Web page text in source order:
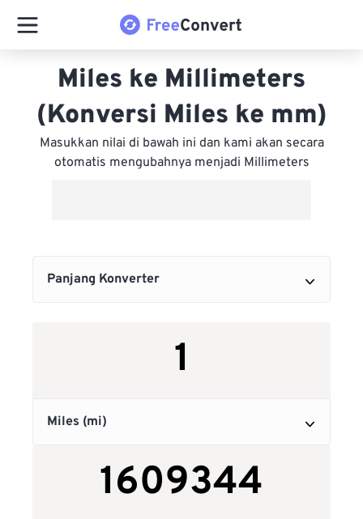
Miles ke Millimeters
(Konversi Miles ke mm)
Masukkan nilai di bawah ini dan kami akan secara
otomatis mengubahnya menjadi Millimeters